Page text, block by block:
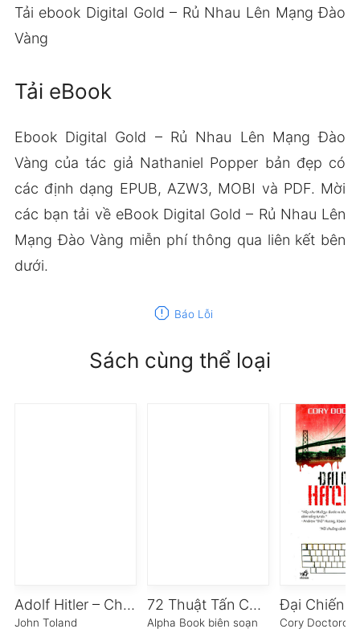
Tải ebook Digital Gold – Rủ Nhau Lên Mạng Đào
Vàng
Tải eBook
Ebook Digital Gold – Rủ Nhau Lên Mạng Đào
Vàng của tác giả Nathaniel Popper bản đẹp có
các định dạng EPUB, AZW3, MOBI và PDF. Mời
các bạn tải về eBook Digital Gold – Rủ Nhau Lên
Mạng Đào Vàng miễn phí thông qua liên kết bên
dưới.
report Báo Lỗi
Sách cùng thể loại
Adolf Hitler – Chân Dung Một Trùm Phát Xít
John Toland
72 Thuật Tấn Công Tâm Lý Trong Bán Lẻ
Alpha Book biên soạn
Đại Chiến
Cory Doctorow